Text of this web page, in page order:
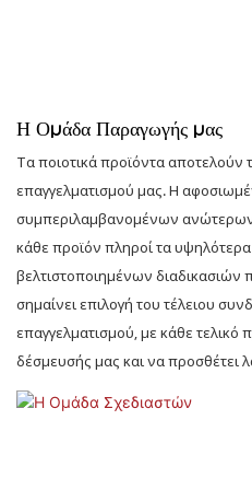
Κάθε συνεργασία σηματοδοτεί
Είτε πρόκειται για ένα παγκόσμιο
επέκταση αλυσίδας λιανικής
μπουτίκ, η DG παραμένει
υψηλής ποιότητας λύσεων
σχεδιασμού, ακριβούς
εκτέλεσης.
Επειδή στην DG Display
απλούς χώρους — δημιουργούμε
Η Ομάδα Παραγωγής μας
Τα ποιοτικά προϊόντα αποτελούν
επαγγελματισμού μας. Η
συμπεριλαμβανομένων ανώτερων
κάθε προϊόν πληροί τα
βελτιστοποιημένων διαδικασιών
σημαίνει επιλογή του τέλειου
επαγγελματισμού, με κάθε τελικό
δέσμευσής μας και να προσθέτει